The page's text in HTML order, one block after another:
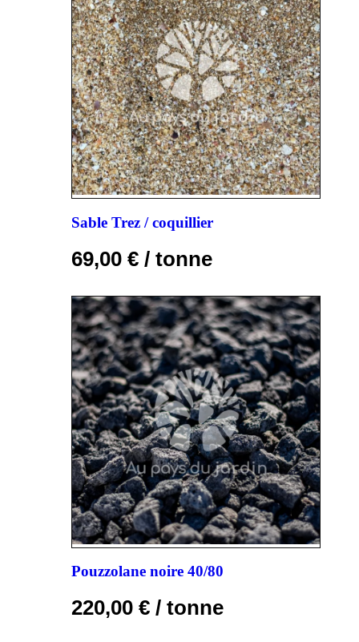
Sable Trez / coquillier
69,00 € / tonne
Pouzzolane noire 40/80
220,00 € / tonne